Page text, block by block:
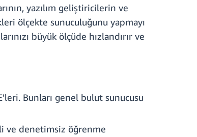
yazılım geliştiricilerin ve
ölçekte sunuculuğunu yapmayı
büyük ölçüde hızlandırır ve
Bunları genel bulut sunucusu
ve denetimsiz öğrenme